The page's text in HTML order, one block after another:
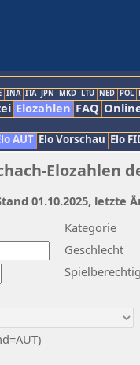
INA ITA JPN MKD LTU NED POL
Elozahlen FAQ
AUT Elo Vorschau Elo
Elozahlen
Kategorie
Geschlecht
01.10.2025, letzte